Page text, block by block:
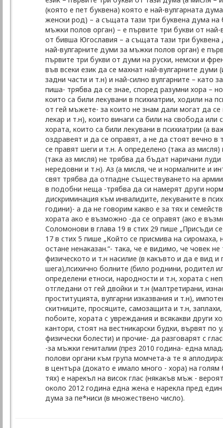
(която е пет буквена) която е най-вулгарната
женски род) – а същата тази три буквена дума на
мъжки полов орган) – е първите три букви от
от бивша Югославия – а същата тази три буквена
най-вулгарните думи за мъжки полов орган) е
първите три букви от думи на руски, немски и
във всеки език да се махнат най-вулгарните
задни части и т.н) и най-силно вулгарните – като
пиша- трябва да се знае, според разумни хора –
които са били лекувани в психиатрии, ходили
от гей мъжете- за които не знам дали могат да
лекар и т.н), които винаги са били на свобода
хората, които са били лекувани в психиатрии (а
оздравеят и да се оправят, а не да стоят вечно
се правят шеги и т.н. А определено (така аз
(така аз мисля) не трябва да бъдат наричани
нередовни и т.н). Аз (а мисля, че и нормалните и
свят трябва да отпадне съществуването на
в подобни неща -трябва да си намерят други
дискриминация към инвалидите, лекуваните в
години)- а да не говорим какво е за тях и
хората ако е възможно -да се оправят (ако е
Соломонови в глава 19 в стих 29 пише „Присъди
17 в стих 5 пише „Който се присмива на
остане ненаказан.“- така, че е видимо, че човек
физическото и т.н насилие (в какъвто и да е вид
шега),психично болните (било роднини, родител
определени етноси, народности и т.н, хората с
отгледани от гей двойки и т.н (малтретирани,
проституцията, вулгарни изказвания и т.н),
скитниците, просяците, самозащита и т.н,
побоите, хората с увреждания и всякакви други
кантори, стоят на вестникарски будки, вървят по
физически болести) и прочие- да разговарят с
-за мъжки гениталии (през 2010 година- една
полови органи към група момчета-а те я
в центъра (докато е имало много - хора) на
тях) е нарекъл на висок глас (някакъв мъж -
около 2012 година една жена е нарекла пред
дума за пе*ниси (в множествено число).